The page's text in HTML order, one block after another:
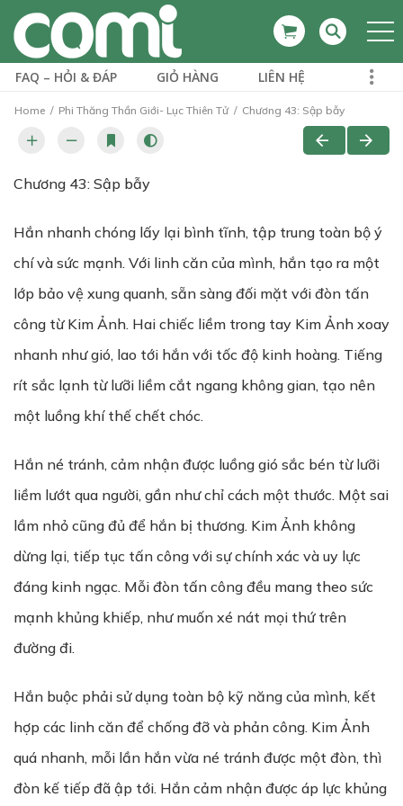
FAQ – HỎI & ĐÁP GIỎ HÀNG LIÊN HỆ
Home Phi Thăng Thần Giới- Lục Thiên Tử Chương 43: Sập bẫy
Chương 43: Sập bẫy
Hắn nhanh chóng lấy lại bình tĩnh, tập trung toàn bộ ý
chí và sức mạnh. Với linh căn của mình, hắn tạo ra một
lớp bảo vệ xung quanh, sẵn sàng đối mặt với đòn tấn
công từ Kim Ảnh. Hai chiếc liềm trong tay Kim Ảnh xoay
nhanh như gió, lao tới hắn với tốc độ kinh hoàng. Tiếng
rít sắc lạnh từ lưỡi liềm cắt ngang không gian, tạo nên
một luồng khí thế chết chóc.
Hắn né tránh, cảm nhận được luồng gió sắc bén từ lưỡi
liềm lướt qua người, gần như chỉ cách một thước. Một sai
lầm nhỏ cũng đủ để hắn bị thương. Kim Ảnh không
dừng lại, tiếp tục tấn công với sự chính xác và uy lực
đáng kinh ngạc. Mỗi đòn tấn công đều mang theo sức
mạnh khủng khiếp, như muốn xé nát mọi thứ trên
đường đi.
Hắn buộc phải sử dụng toàn bộ kỹ năng của mình, kết
hợp các linh căn để chống đỡ và phản công. Kim Ảnh
quá nhanh, mỗi lần hắn vừa né tránh được một đòn, thì
đòn kế tiếp đã ập tới. Hắn cảm nhận được áp lực khủng